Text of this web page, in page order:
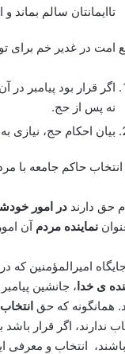
تاایمانتان سالم بماند
امت در غدیر خم برای
اگر قرار بود پیامبر در
نه پس از حج.
بیان احکام حج،
حاکم جامعه با
حق دارند در امور
نماینده مردمآن
امیرالمؤمنین
ی خدا، جانشین
همانگونه که حق
ندارند، اگر قرار
باشند، انتخاب و معرفی